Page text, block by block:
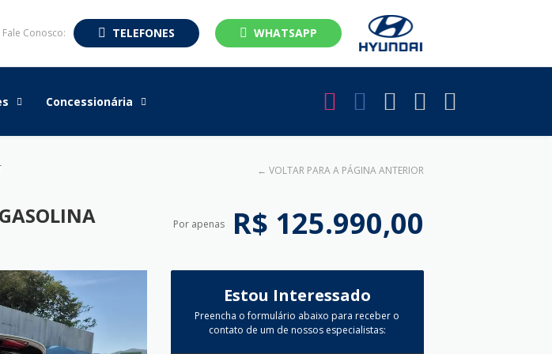
Fale Conosco: TELEFONES WHATSAPP
Concessionária
← VOLTAR PARA A PÁGINA ANTERIOR
Por apenas R$ 125.990,00
Estou Interessado
Preencha o formulário abaixo para receber o
contato de um de nossos especialistas: